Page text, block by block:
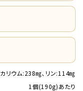
カリウム:238㎎、リン:114㎎
1個(190g)あたり